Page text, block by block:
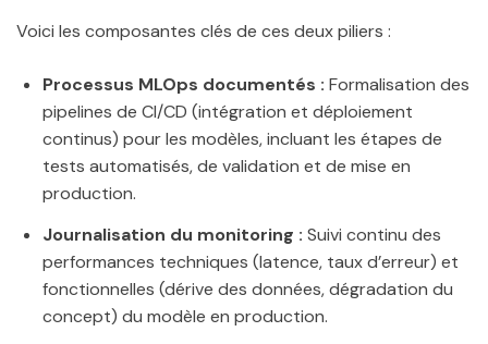
Voici les composantes clés de ces deux piliers :
Processus MLOps documentés : Formalisation des
pipelines de CI/CD (intégration et déploiement
continus) pour les modèles, incluant les étapes de
tests automatisés, de validation et de mise en
production.
Journalisation du monitoring : Suivi continu des
performances techniques (latence, taux d’erreur) et
fonctionnelles (dérive des données, dégradation du
concept) du modèle en production.